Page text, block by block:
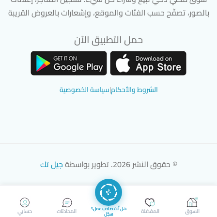
بالصور، تصفّح حسب الفئات والموقع، وإشعارات بالعروض القريبة
حمل التطبيق الآن
الشروط والأحكام|سياسة الخصوصية
© حقوق النشر 2026. تطوير بواسطة جيل تك
حسابي المحادثات هل أنت صاحب عمل؟
سجّل المفضلة السوق